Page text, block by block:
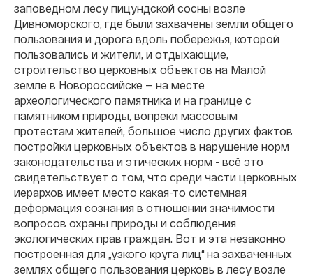
заповедном лесу пицундской сосны возле
Дивноморского, где были захвачены земли общего
пользования и дорога вдоль побережья, которой
пользовались и жители, и отдыхающие,
строительство церковных объектов на Малой
земле в Новороссийске — на месте
археологического памятника и на границе с
памятником природы, вопреки массовым
протестам жителей, большое число других фактов
постройки церковных объектов в нарушение норм
законодательства и этических норм - всё это
свидетельствует о том, что среди части церковных
иерархов имеет место какая-то системная
деформация сознания в отношении значимости
вопросов охраны природы и соблюдения
экологических прав граждан. Вот и эта незаконно
построенная для „узкого круга лиц“ на захваченных
землях общего пользования церковь в лесу возле